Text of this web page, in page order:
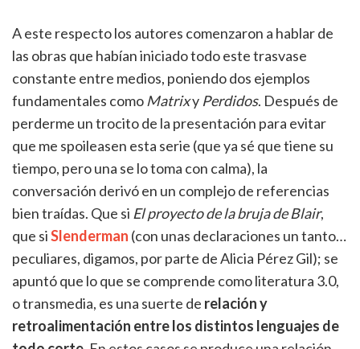
A este respecto los autores comenzaron a hablar de
las obras que habían iniciado todo este trasvase
constante entre medios, poniendo dos ejemplos
fundamentales como Matrixy Perdidos. Después de
perderme un trocito de la presentación para evitar
que me spoileasen esta serie (que ya sé que tiene su
tiempo, pero una se lo toma con calma), la
conversación derivó en un complejo de referencias
bien traídas. Que si El proyecto de la bruja de Blair,
que siSlenderman (con unas declaraciones un tanto…
peculiares, digamos, por parte de Alicia Pérez Gil); se
apuntó que lo que se comprende como literatura 3.0,
o transmedia, es una suerte de relación y
retroalimentación entre los distintos lenguajes de